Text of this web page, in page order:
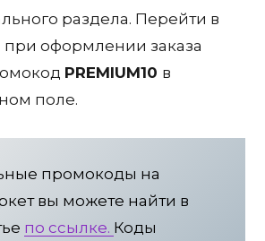
раздела. Перейти в
при оформлении заказа
PREMIUM10 в
поле.
промокоды на
вы можете найти в
по ссылке. Коды